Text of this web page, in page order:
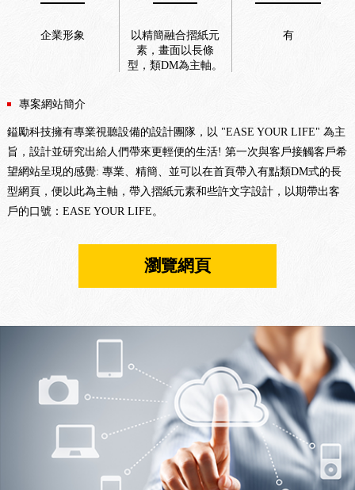
企業形象
以精簡融合摺紙元
素，畫面以長條
型，類DM為主軸。
有
專案網站簡介
鎰勵科技擁有專業視聽設備的設計團隊，以 "EASE YOUR LIFE" 為主
旨，設計並研究出給人們帶來更輕便的生活! 第一次與客戶接觸客戶希
望網站呈現的感覺: 專業、精簡、並可以在首頁帶入有點類DM式的長
型網頁，便以此為主軸，帶入摺紙元素和些許文字設計，以期帶出客
戶的口號：EASE YOUR LIFE。
瀏覽網頁